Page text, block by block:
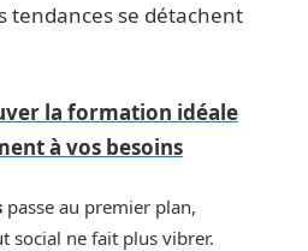
tendances se détachent
la formation idéale
à vos besoins
passe au premier plan,
social ne fait plus vibrer.